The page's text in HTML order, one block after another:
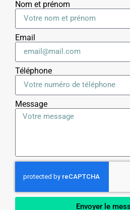
Nom et prénom
Email
Téléphone
Message
Envoyer le